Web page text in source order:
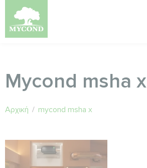
Mycond msha x
Αρχική / mycond msha x